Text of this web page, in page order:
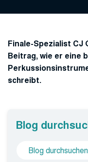
Finale-Spezialist CJ
Beitrag, wie er eine
schreibt.
Blog
Suche
nach